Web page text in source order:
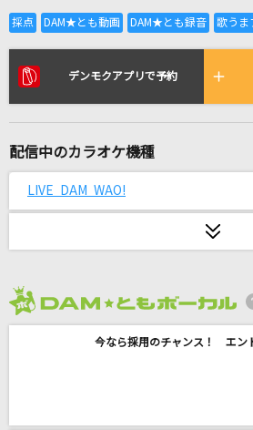
全国りれき
リアルタイムで歌われてい
紅蓮華
踊
デンモクアプリで予約
配信中のカラオケ機種
LIVE DAM WAO!
今なら採用のチャンス！ エン